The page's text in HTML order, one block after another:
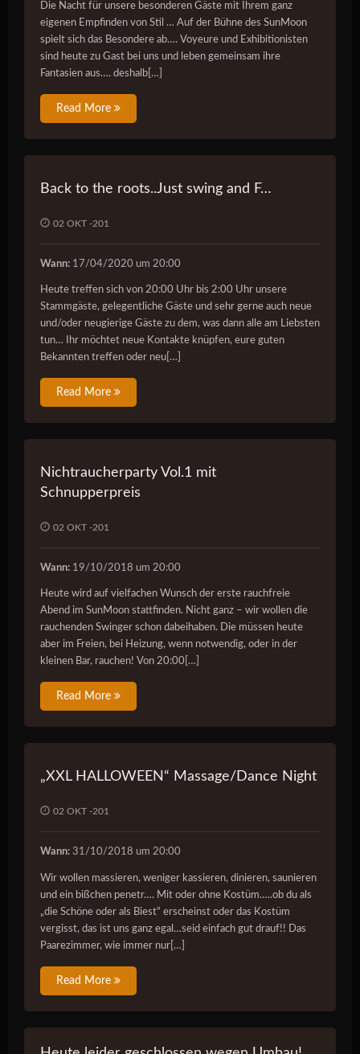
Die Nacht für unsere besonderen Gäste mit Ihrem ganz
eigenen Empfinden von Stil … Auf der Bühne des SunMoon
spielt sich das Besondere ab…. Voyeure und Exhibitionisten
sind heute zu Gast bei uns und leben gemeinsam ihre
Fantasien aus…. deshalb[…]
Read More
Back to the roots..Just swing and F…
02 OKT -201
Wann: 17/04/2020 um 20:00
Heute treffen sich von 20:00 Uhr bis 2:00 Uhr unsere
Stammgäste, gelegentliche Gäste und sehr gerne auch neue
und/oder neugierige Gäste zu dem, was dann alle am Liebsten
tun… Ihr möchtet neue Kontakte knüpfen, eure guten
Bekannten treffen oder neu[…]
Read More
Nichtraucherparty Vol.1 mit
Schnupperpreis
02 OKT -201
Wann: 19/10/2018 um 20:00
Heute wird auf vielfachen Wunsch der erste rauchfreie
Abend im SunMoon stattfinden. Nicht ganz – wir wollen die
rauchenden Swinger schon dabeihaben. Die müssen heute
aber im Freien, bei Heizung, wenn notwendig, oder in der
kleinen Bar, rauchen! Von 20:00[…]
Read More
„XXL HALLOWEEN“ Massage/Dance Night
02 OKT -201
Wann: 31/10/2018 um 20:00
Wir wollen massieren, weniger kassieren, dinieren, saunieren
und ein bißchen penetr…. Mit oder ohne Kostüm…..ob du als
„die Schöne oder als Biest“ erscheinst oder das Kostüm
vergisst, das ist uns ganz egal…seid einfach gut drauf!! Das
Paarezimmer, wie immer nur[…]
Read More